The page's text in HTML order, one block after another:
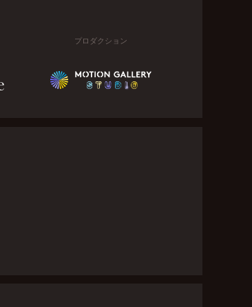
プロダクション